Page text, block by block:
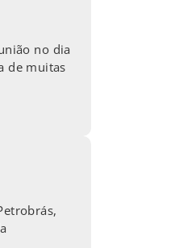
no dia
de muitas